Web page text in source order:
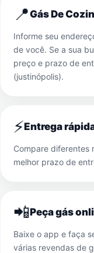
📍Gás De
Informe seu
de você. Se a sua
preço e prazo de
(justinópolis).
⚡Entrega
Compare diferentes
melhor prazo de
📲Peça gás
Baixe o app e faça
várias revendas de